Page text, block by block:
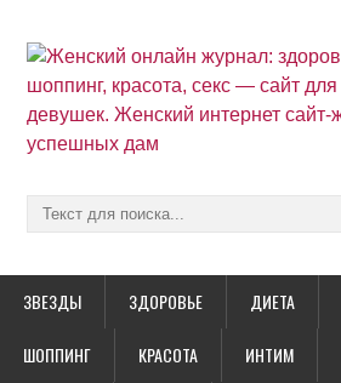
ЗВЕЗДЫ ЗДОРОВЬЕ ДИЕТА
ШОППИНГ КРАСОТА ИНТИМ